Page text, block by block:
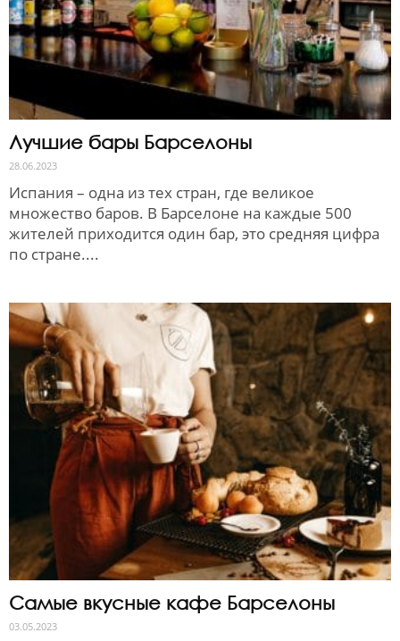
Лучшие бары Барселоны
28.06.2023
Испания – одна из тех стран, где великое
множество баров. В Барселоне на каждые 500
жителей приходится один бар, это средняя цифра
по стране....
Самые вкусные кафе Барселоны
03.05.2023